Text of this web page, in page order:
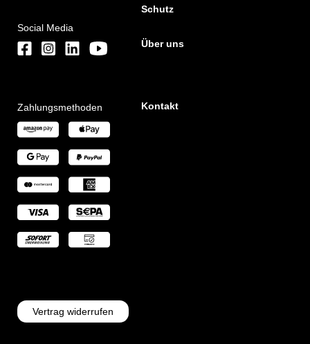
Social Media
Zahlungsmethoden
Vertrag widerrufen
Schutz
Über uns
Kontakt